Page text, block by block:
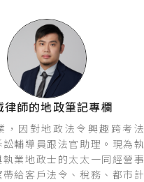
律師的地政筆記專欄
，因對地政法令興趣跨考法
訟輔導員跟法官助理。現為執
執業地政士的太太一同經營事
給客戶法令、稅務、都市計